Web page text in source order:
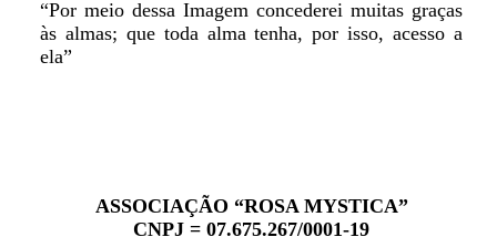
“Por meio dessa Imagem concederei muitas graças
às almas; que toda alma tenha, por isso, acesso a
ela”
ASSOCIAÇÃO “ROSA MYSTICA”
CNPJ = 07.675.267/0001-19